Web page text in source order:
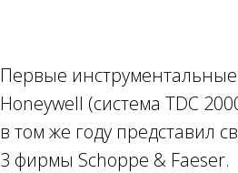
Первые
Honeywell (система TDC
в том же году представил
3 фирмы Schoppe & Faeser.